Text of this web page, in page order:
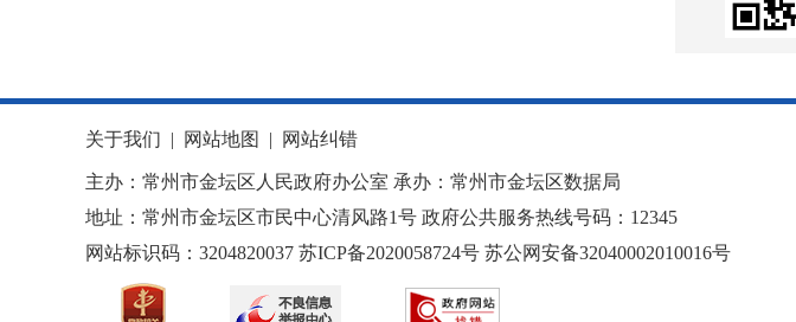
关于我们 | 网站地图 | 网站纠错
主办：常州市金坛区人民政府办公室 承办：常州市金坛区数据局
地址：常州市金坛区市民中心清风路1号 政府公共服务热线号码：12345
网站标识码：3204820037 苏ICP备2020058724号 苏公网安备32040002010016号